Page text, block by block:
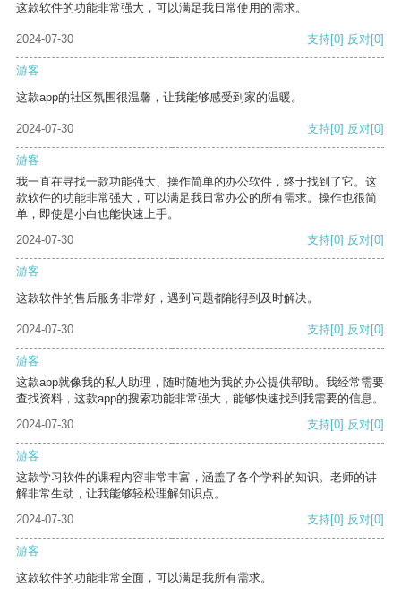
这款软件的功能非常强大，可以满足我日常使用的需求。
2024-07-30 支持[0] 反对[0]
游客
这款app的社区氛围很温馨，让我能够感受到家的温暖。
2024-07-30 支持[0] 反对[0]
游客
我一直在寻找一款功能强大、操作简单的办公软件，终于找到了它。这
款软件的功能非常强大，可以满足我日常办公的所有需求。操作也很简
单，即使是小白也能快速上手。
2024-07-30
支持[0] 反对[0]
游客
这款软件的售后服务非常好，遇到问题都能得到及时解决。
2024-07-30 支持[0] 反对[0]
游客
这款app就像我的私人助理，随时随地为我的办公提供帮助。我经常需要
查找资料，这款app的搜索功能非常强大，能够快速找到我需要的信息。
2024-07-30
支持[0] 反对[0]
游客
这款学习软件的课程内容非常丰富，涵盖了各个学科的知识。老师的讲
解非常生动，让我能够轻松理解知识点。
2024-07-30
支持[0] 反对[0]
游客
这款软件的功能非常全面，可以满足我所有需求。